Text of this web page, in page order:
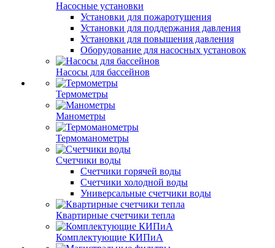
Насосные установки
Установки для пожаротушения
Установки для поддержания давления
Установки для повышения давления
Оборудование для насосных установок
Насосы для бассейнов
Термометры
Манометры
Термоманометры
Счетчики воды
Счетчики горячей воды
Счетчики холодной воды
Универсальные счетчики воды
Квартирные счетчики тепла
Комплектующие КИПиА